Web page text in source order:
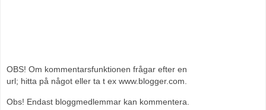
OBS! Om kommentarsfunktionen frågar efter en
url; hitta på något eller ta t ex www.blogger.com.
Obs! Endast bloggmedlemmar kan kommentera.